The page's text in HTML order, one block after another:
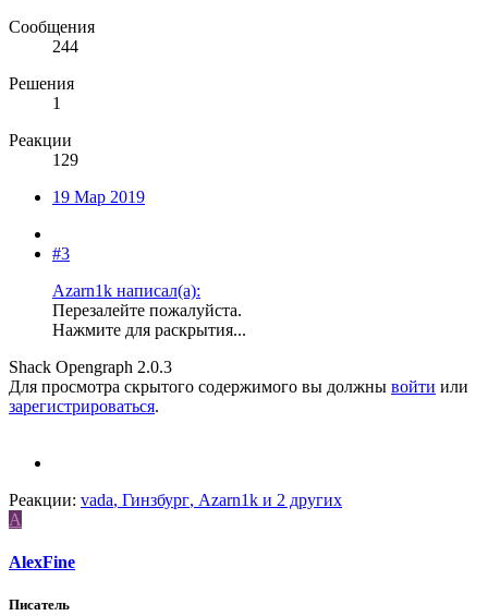
Сообщения
244
Решения
1
Реакции
129
19 Мар 2019
#3
Azarn1k написал(а):
Перезалейте пожалуйста.
Нажмите для раскрытия...
Shack Opengraph 2.0.3
Для просмотра скрытого содержимого вы должны войти или
зарегистрироваться.
Реакции: vada, Гинзбург, Azarn1k и 2 других
A
AlexFine
Писатель